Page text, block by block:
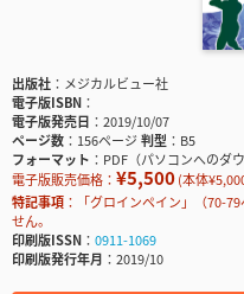
出版社
メジカルビュー社
電子版ISBN
電子版発売日
2019/10/07
ページ数
156ページ判型
B5
フォーマット
PDF（パソコンへのダ
電子版販売価格： ¥5,500(本体
特記事項
「グロインペイン」（70-
せん。
印刷版ISSN
0911-1069
印刷版発行年月
2019/10